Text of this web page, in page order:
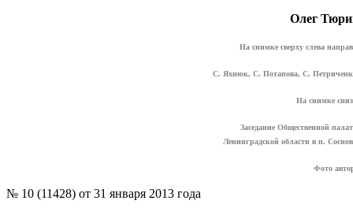
Олег
На снимке сверху слева
С. Яхнюк, С. Потапова, С.
На снимке
Заседание Общественной
Ленинградской области в п.
Фото
№ 10 (11428) от 31 января 2013 года